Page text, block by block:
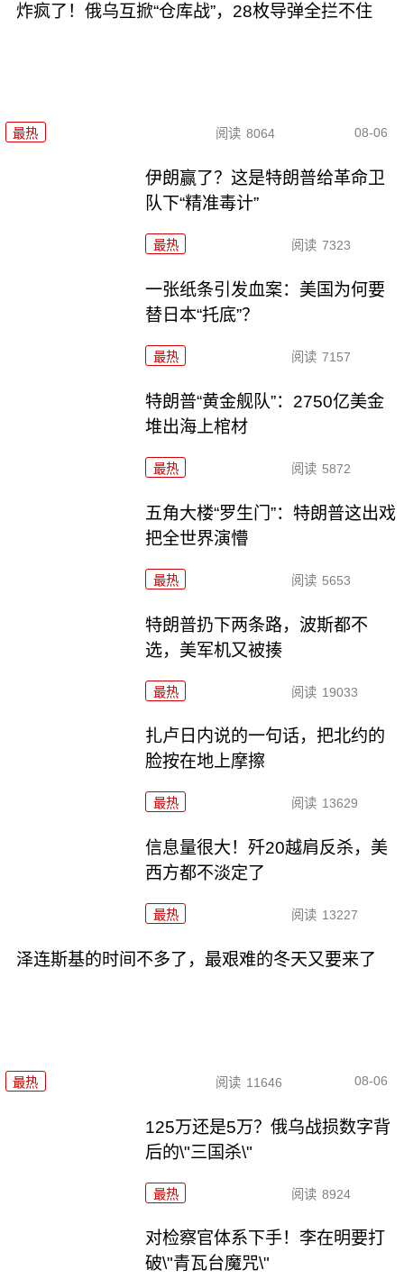
炸疯了！俄乌互掀“仓库战”，28枚导弹全拦不住
最热 阅读 8064 08-06
伊朗赢了？这是特朗普给革命卫
队下“精准毒计”
最热 阅读 7323
一张纸条引发血案：美国为何要
替日本“托底”？
最热 阅读 7157
特朗普“黄金舰队”：2750亿美金
堆出海上棺材
最热 阅读 5872
五角大楼“罗生门”：特朗普这出戏
把全世界演懵
最热 阅读 5653
特朗普扔下两条路，波斯都不
选，美军机又被揍
最热 阅读 19033
扎卢日内说的一句话，把北约的
脸按在地上摩擦
最热 阅读 13629
信息量很大！歼20越肩反杀，美
西方都不淡定了
最热 阅读 13227
泽连斯基的时间不多了，最艰难的冬天又要来了
最热 阅读 11646 08-06
125万还是5万？俄乌战损数字背
后的\"三国杀\"
最热 阅读 8924
对检察官体系下手！李在明要打
破\"青瓦台魔咒\"